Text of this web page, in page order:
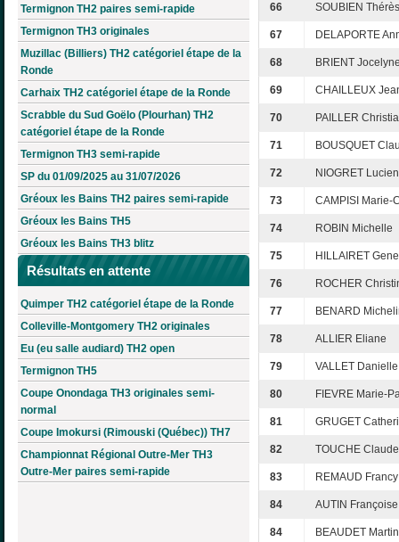
Termignon TH2 paires semi-rapide
Termignon TH3 originales
Muzillac (Billiers) TH2 catégoriel étape de la
Ronde
Carhaix TH2 catégoriel étape de la Ronde
Scrabble du Sud Goëlo (Plourhan) TH2
catégoriel étape de la Ronde
Termignon TH3 semi-rapide
SP du 01/09/2025 au 31/07/2026
Gréoux les Bains TH2 paires semi-rapide
Gréoux les Bains TH5
Gréoux les Bains TH3 blitz
Résultats en attente
Quimper TH2 catégoriel étape de la Ronde
Colleville-Montgomery TH2 originales
Eu (eu salle audiard) TH2 open
Termignon TH5
Coupe Onondaga TH3 originales semi-
normal
Coupe Imokursi (Rimouski (Québec)) TH7
Championnat Régional Outre-Mer TH3
Outre-Mer paires semi-rapide
66 SOUBIEN
67 DELAPORTE
68 BRIENT
69 CHAILLEUX
70 PAILLER
71 BOUSQUET
72 NIOGRET
73 CAMPISI Marie-
74 ROBIN Michelle
75 HILLAIRET
76 ROCHER
77 BENARD
78 ALLIER Eliane
79 VALLET Danielle
80 FIEVRE Marie-
81 GRUGET
82 TOUCHE Claude
83 REMAUD Francy
84 AUTIN Françoise
84 BEAUDET